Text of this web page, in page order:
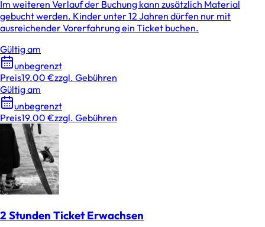
Im weiteren Verlauf der Buchung kann zusätzlich Material
gebucht werden. Kinder unter 12 Jahren dürfen nur mit
ausreichender Vorerfahrung ein Ticket buchen.
Gültig am
unbegrenzt
Preis19.00 €zzgl. Gebühren
Gültig am
unbegrenzt
Preis19.00 €zzgl. Gebühren
2 Stunden Ticket Erwachsen